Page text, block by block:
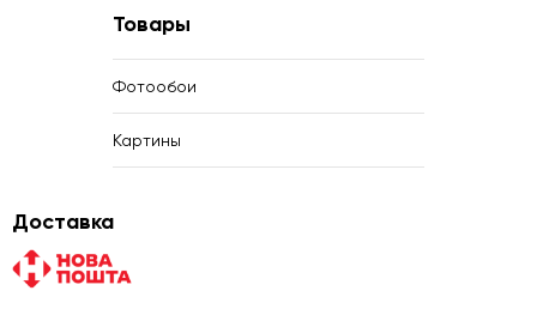
Товары
Фотообои
Картины
Доставка